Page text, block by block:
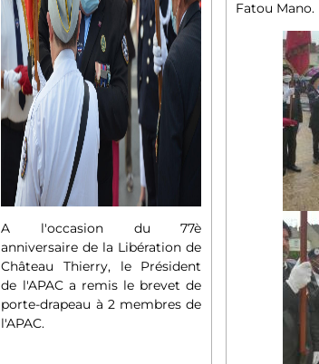
A l'occasion du 77è
anniversaire de la Libération de
Château Thierry, le Président
de l'APAC a remis le brevet de
porte-drapeau à 2 membres de
l'APAC.
Fatou Mano.